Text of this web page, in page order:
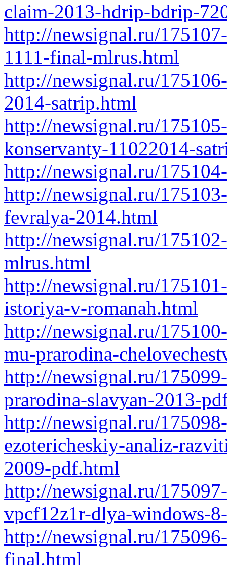
claim-2013-hdrip-bdrip-
http://newsignal.ru/
1111-final-mlrus.html
http://newsignal.ru/
2014-satrip.html
http://newsignal.ru/
konservanty-11022014-
http://newsignal.ru/
http://newsignal.ru/
fevralya-2014.html
http://newsignal.ru/
mlrus.html
http://newsignal.ru/
istoriya-v-romanah.html
http://newsignal.ru/
mu-prarodina-
http://newsignal.ru/
prarodina-slavyan-2013-
http://newsignal.ru/
ezotericheskiy-analiz-
2009-pdf.html
http://newsignal.ru/
vpcf12z1r-dlya-windows-
http://newsignal.ru/
final.html